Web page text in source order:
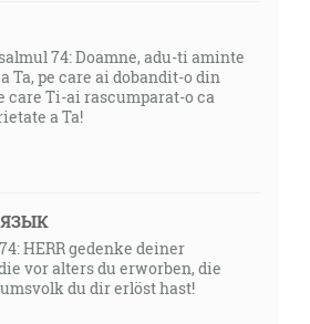
74: Doamne, adu-ti aminte
Ta, pe care ai dobandit-o din
care Ti-ai rascumparat-o ca
a Ta!
HERR gedenke deiner
vor alters du erworben, die
du dir erlöst hast!